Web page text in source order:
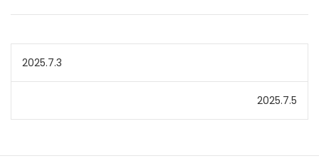
投
稿
ナ
ビ
2025.7.3
2025.7.5